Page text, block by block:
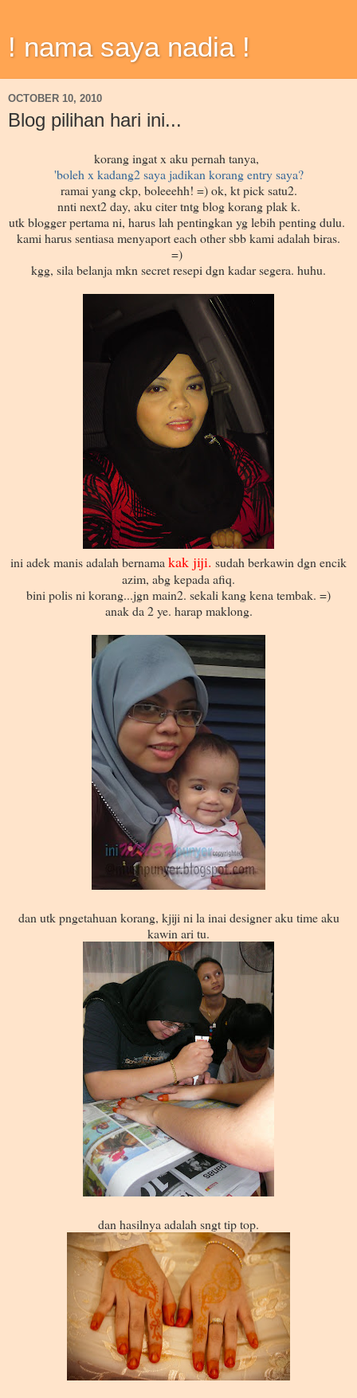
! nama saya nadia !
OCTOBER 10, 2010
Blog pilihan hari ini...
korang ingat x aku pernah tanya,
'boleh x kadang2 saya jadikan korang entry saya?
ramai yang ckp, boleeehh! =) ok, kt pick satu2.
nnti next2 day, aku citer tntg blog korang plak k.
utk blogger pertama ni, harus lah pentingkan yg lebih penting dulu.
kami harus sentiasa menyaport each other sbb kami adalah biras.
=)
kgg, sila belanja mkn secret resepi dgn kadar segera. huhu.
ini adek manis adalah bernama kak jiji. sudah berkawin dgn encik
azim, abg kepada afiq.
bini polis ni korang...jgn main2. sekali kang kena tembak. =)
anak da 2 ye. harap maklong.
dan utk pngetahuan korang, kjiji ni la inai designer aku time aku
kawin ari tu.
dan hasilnya adalah sngt tip top.